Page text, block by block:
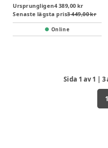
Ursprungligen4 389,00 kr
Senaste lägsta pris3 449,00 kr
Online
Sida 1 av1 | 3
1